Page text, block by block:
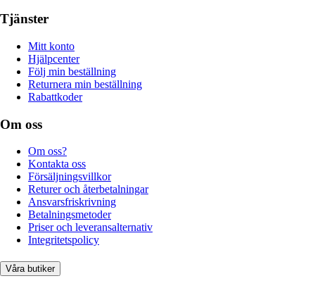
Tjänster
Mitt konto
Hjälpcenter
Följ min beställning
Returnera min beställning
Rabattkoder
Om oss
Om oss?
Kontakta oss
Försäljningsvillkor
Returer och återbetalningar
Ansvarsfriskrivning
Betalningsmetoder
Priser och leveransalternativ
Integritetspolicy
Våra butiker